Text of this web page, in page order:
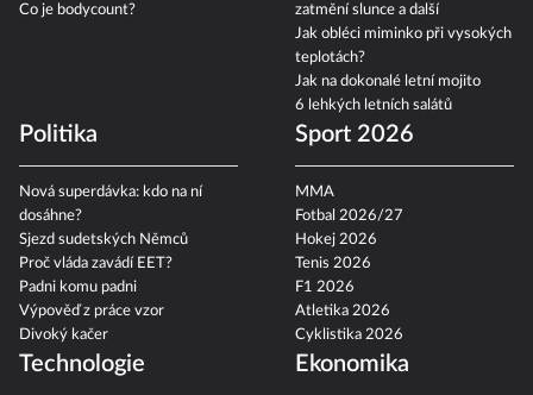
Co je bodycount?
zatmění slunce a další
Jak obléci miminko při vysokých
teplotách?
Jak na dokonalé letní mojito
6 lehkých letních salátů
Politika
Nová superdávka: kdo na ní
dosáhne?
Sjezd sudetských Němců
Proč vláda zavádí EET?
Padni komu padni
Výpověď z práce vzor
Divoký kačer
Sport 2026
MMA
Fotbal 2026/27
Hokej 2026
Tenis 2026
F1 2026
Atletika 2026
Cyklistika 2026
Technologie Ekonomika